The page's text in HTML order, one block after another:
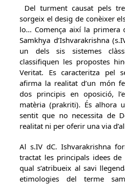
Del turment causat pels
sorgeix el desig de conèixer
lo… Comença així la primera
Samkhya d’Ishvarakrishna
un dels sis sistemes
classifiquen les propostes
Veritat. Es caracteritza pel
afirma la realitat d’un món
dos principis en oposició,
matèria (prakriti). És alhora
sentit que no necessita de
realitat ni per oferir una via
Al s.IV dC. Ishvarakrishna
tractat les principals idees de
qual s’atribueix al savi
etimologies del terme